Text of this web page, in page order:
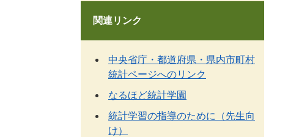
関連リンク
中央省庁・都道府県・県内市町村
統計ページへのリンク
なるほど統計学園
統計学習の指導のために（先生向
け）